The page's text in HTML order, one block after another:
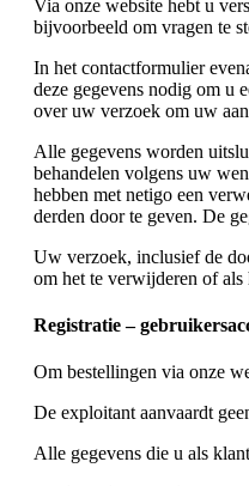
Via onze website hebt u
bijvoorbeeld om vragen te
In het contactformulier
deze gegevens nodig om u
over uw verzoek om uw
Alle gegevens worden
behandelen volgens uw
hebben met netigo een
derden door te geven. De
Uw verzoek, inclusief de
om het te verwijderen of
Registratie –
Om bestellingen via onze
De exploitant aanvaardt
Alle gegevens die u als